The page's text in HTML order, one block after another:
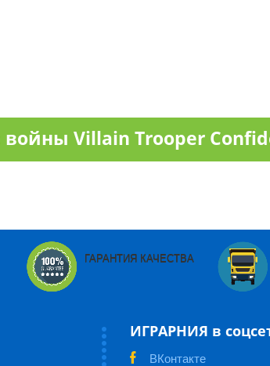
Villain Trooper
ГАРАНТИЯ КАЧЕСТВА
ИГРАРНИЯ в
ВКонтакте